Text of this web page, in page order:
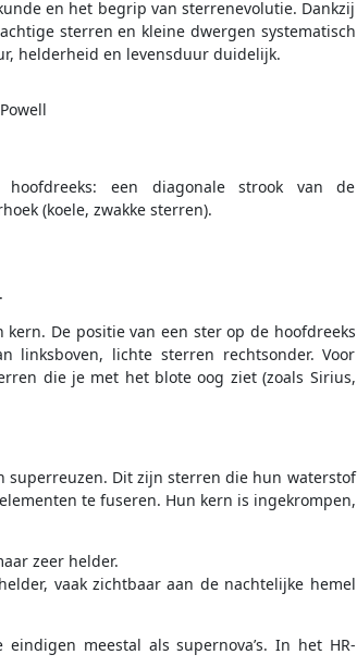
en het begrip van sterrenevolutie. Dankzij
sterren en kleine dwergen systematisch
helderheid en levensduur duidelijk.
een diagonale strook van de
(koele, zwakke sterren).
De positie van een ster op de hoofdreeks
linksboven, lichte sterren rechtsonder. Voor
die je met het blote oog ziet (zoals Sirius,
superreuzen. Dit zijn sterren die hun waterstof
te fuseren. Hun kern is ingekrompen,
zeer helder.
vaak zichtbaar aan de nachtelijke hemel
meestal als supernova’s. In het HR-